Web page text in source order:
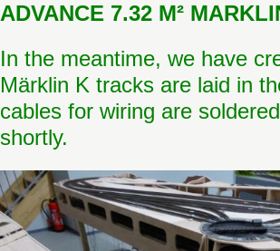
ADVANCE 7.32 M²
In the meantime, we have
Märklin K tracks are laid in
cables for wiring are
shortly.